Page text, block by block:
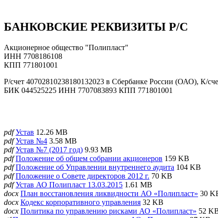
БАНКОВСКИЕ РЕКВИЗИТЫ Р/С
Акционерное общество "Полипласт"
ИНН 7708186108
КПП 771801001
Р/счет 40702810238180132023 в Сбербанке России (ОАО), К/
БИК 044525225 ИНН 7707083893 КПП 771801001
pdf Устав 12.26 MB
pdf Устав №4 3.58 MB
pdf Устав №7 (2017 год) 9.93 MB
pdf Положение об общем собрании акционеров 159 KB
pdf Положение об Управлении внутреннего аудита 104 KB
pdf Положение о Совете директоров 2012 г. 70 KB
pdf Устав АО Полипласт 13.03.2015 1.61 MB
docx План восстановления ликвидности АО «Полипласт» 30
docx Кодекс корпоративного управления 32 KB
docx Политика по управлению рисками АО «Полипласт» 52